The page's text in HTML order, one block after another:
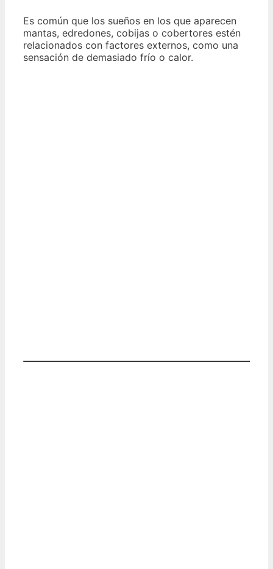
Es común que los sueños en los que aparecen
mantas, edredones, cobijas o cobertores estén
relacionados con factores externos, como una
sensación de demasiado frío o calor.